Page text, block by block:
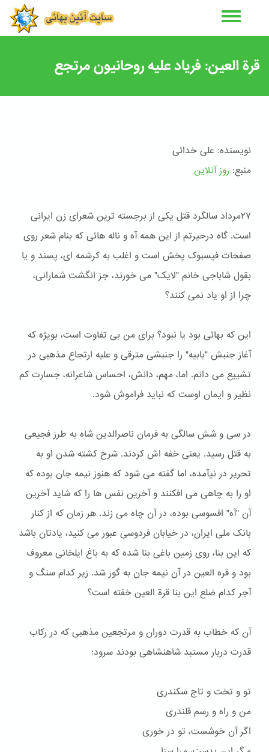
قرة العین: فریاد علیه روحانیون مرتجع
نویسنده: علی خدائی
منبع: روز آنلاین
۲۷مرداد سالگرد قتل یکی از برجسته ترین شعرای زن ایرانی
است. گاه درحیرتم از این همه آه و ناله هائی که بنام شعر روی
صفحات فیسبوک پخش است و اغلب به کرشمه ای، پسند و یا
بقول شاباجی خانم "لایک" می خورند، جز انگشت شمارانی،
چرا از او یاد نمی کنند؟
این که بهائی بود یا نبود؟ برای من بی تفاوت است، بویژه که
آغاز جنبش "بابیه" را جنبشی مترقی و علیه ارتجاع مذهبی در
تشییع می دانم. اما، مهم، دانش، احساس شاعرانه، جسارت کم
نظیر و ایمان اوست که نباید فراموش شود.
در سی و شش سالگی به فرمان ناصرالدین شاه به طرز فجیعی
به قتل رسید. یعنی خفه اش کردند. شرح کشته شدن او به
تحریر در نیآمده، اما گفته می شود که هنوز نیمه جان بوده که
او را به چاهی می افکنند و آخرین نفس ها را که شاید آخرین
آن "آه" افسوسی بوده، در آن چاه می زند. هر زمان که از کنار
بانک ملی ایران، در خیابان فردوسی عبور می کنید، یادتان باشد
که این بنا، روی زمین باغی بنا شده که به باغ ایلخانی معروف
بود و قره العین در آن نیمه جان به گور شد. زیر کدام سنگ و
آجر کدام ضلع این بنا قرة العین خفته است؟
آن که خطاب به قدرت دوران و مرتجعین مذهبی که در رکاب
قدرت دربار مستبد شاهنشاهی بودند سرود:
تو و تخت و تاج سكندری
من و راه و رسم قلندری
اگر آن خوشست، تو در خوری